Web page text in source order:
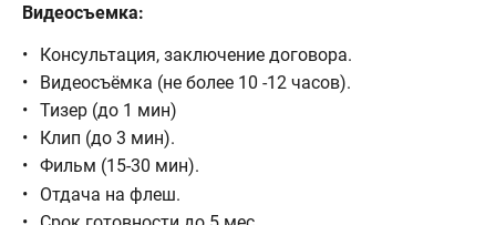
Видеосъемка:
Консультация, заключение договора.
Видеосъёмка (не более 10 -12 часов).
Тизер (до 1 мин)
Клип (до 3 мин).
Фильм (15-30 мин).
Отдача на флеш.